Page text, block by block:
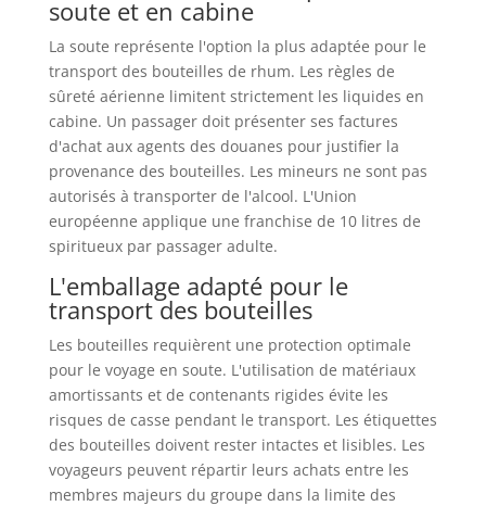
soute et en cabine
La soute représente l'option la plus adaptée pour le
transport des bouteilles de rhum. Les règles de
sûreté aérienne limitent strictement les liquides en
cabine. Un passager doit présenter ses factures
d'achat aux agents des douanes pour justifier la
provenance des bouteilles. Les mineurs ne sont pas
autorisés à transporter de l'alcool. L'Union
européenne applique une franchise de 10 litres de
spiritueux par passager adulte.
L'emballage adapté pour le
transport des bouteilles
Les bouteilles requièrent une protection optimale
pour le voyage en soute. L'utilisation de matériaux
amortissants et de contenants rigides évite les
risques de casse pendant le transport. Les étiquettes
des bouteilles doivent rester intactes et lisibles. Les
voyageurs peuvent répartir leurs achats entre les
membres majeurs du groupe dans la limite des